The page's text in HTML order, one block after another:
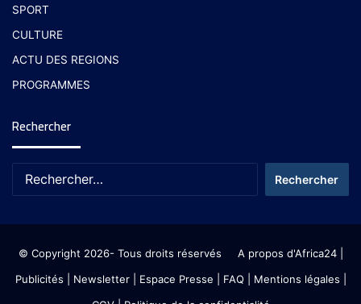
SPORT
CULTURE
ACTU DES REGIONS
PROGRAMMES
Rechercher
© Copyright 2026- Tous droits réservés A propos d'Africa24|
Publicités
Newsletter| Espace Presse | FAQ | Mentions légales